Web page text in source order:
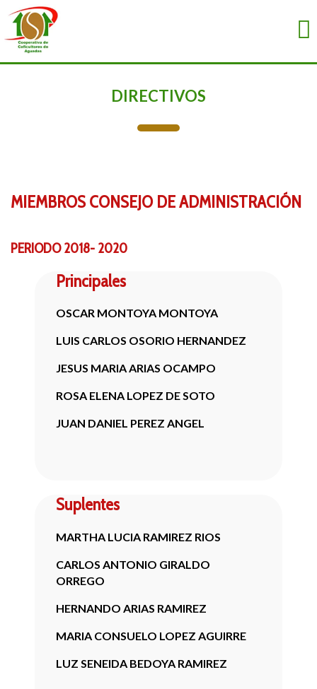
DIRECTIVOS
MIEMBROSCONSEJO DEADMINISTRACIÓN
PERIODO 2018- 2020
Principales
OSCAR MONTOYA MONTOYA
LUIS CARLOS OSORIO HERNANDEZ
JESUS MARIA ARIAS OCAMPO
ROSA ELENA LOPEZ DE SOTO
JUAN DANIEL PEREZ ANGEL
Suplentes
MARTHA LUCIA RAMIREZ RIOS
CARLOS ANTONIO GIRALDO
ORREGO
HERNANDO ARIAS RAMIREZ
MARIA CONSUELO LOPEZ AGUIRRE
LUZ SENEIDA BEDOYA RAMIREZ